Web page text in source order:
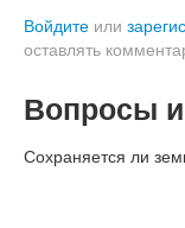
Войдите или
оставлять
Вопросы
Сохраняется ли